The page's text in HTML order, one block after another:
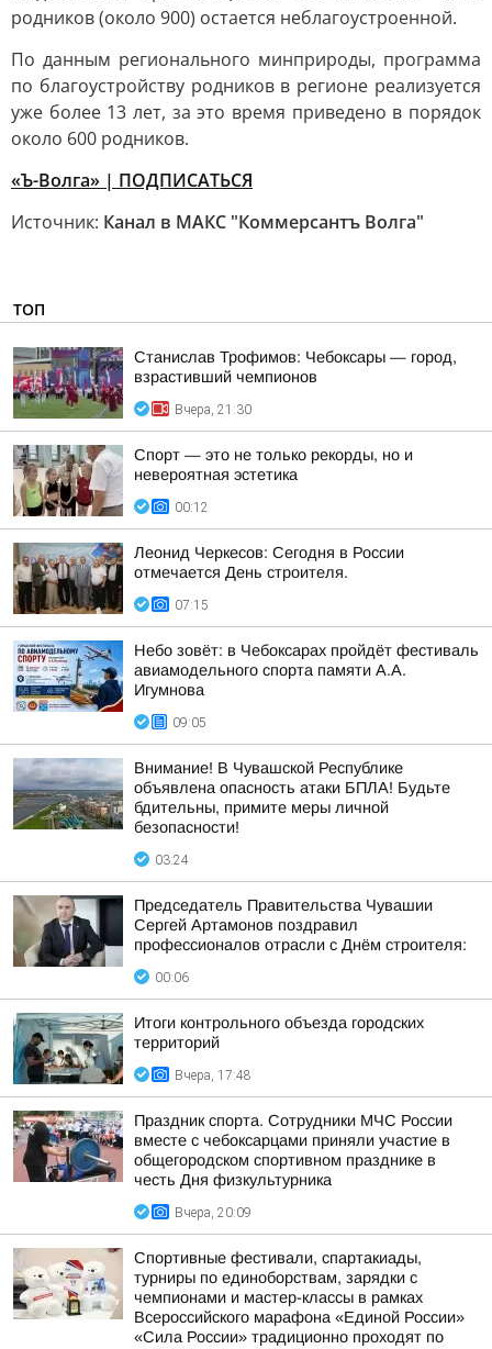
родников (около 900) остается неблагоустроенной.
По данным регионального минприроды, программа
по благоустройству родников в регионе реализуется
уже более 13 лет, за это время приведено в порядок
около 600 родников.
«Ъ-Волга» | ПОДПИСАТЬСЯ
Источник: Канал в МАКС "Коммерсантъ Волга"
ТОП
Станислав Трофимов: Чебоксары — город,
взрастивший чемпионов
Вчера, 21:30
Спорт — это не только рекорды, но и
невероятная эстетика
00:12
Леонид Черкесов: Сегодня в России
отмечается День строителя.
07:15
Небо зовёт: в Чебоксарах пройдёт фестиваль
авиамодельного спорта памяти А.А.
Игумнова
09:05
Внимание! В Чувашской Республике
объявлена опасность атаки БПЛА! Будьте
бдительны, примите меры личной
безопасности!
03:24
Председатель Правительства Чувашии
Сергей Артамонов поздравил
профессионалов отрасли с Днём строителя:
00:06
Итоги контрольного объезда городских
территорий
Вчера, 17:48
Праздник спорта. Сотрудники МЧС России
вместе с чебоксарцами приняли участие в
общегородском спортивном празднике в
честь Дня физкультурника
Вчера, 20:09
Спортивные фестивали, спартакиады,
турниры по единоборствам, зарядки с
чемпионами и мастер-классы в рамках
Всероссийского марафона «Единой России»
«Сила России» традиционно проходят по